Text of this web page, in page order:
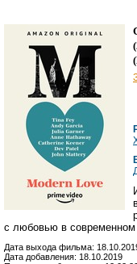
(
с любовью в
Дата выхода фильма:
Дата добавления: 18.10.2019